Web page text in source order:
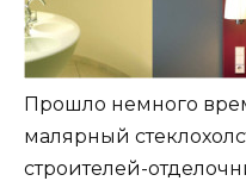
Прошло немного
малярный
строителей-